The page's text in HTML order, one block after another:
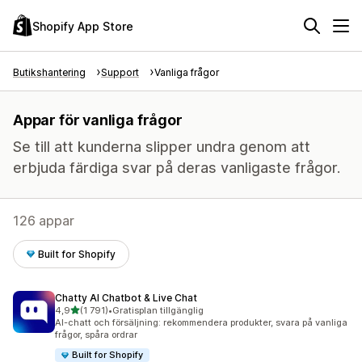
Shopify App Store
Butikshantering Support Vanliga frågor
Appar för vanliga frågor
Se till att kunderna slipper undra genom att
erbjuda färdiga svar på deras vanligaste frågor.
126 appar
Built for Shopify
Chatty AI Chatbot & Live Chat
4,9av 5 stjärnor
(1 791)
1791 recensioner totalt
•Gratisplan tillgänglig
AI-chatt och försäljning: rekommendera produkter, svara på vanliga
frågor, spåra ordrar
Built for Shopify